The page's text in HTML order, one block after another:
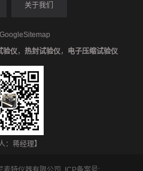
关于我们
GoogleSitemap
验仪，热封试验仪， 电子压缩试验仪
：蒋经理】